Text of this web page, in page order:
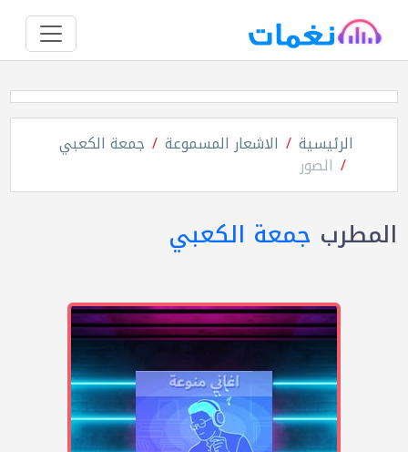
الرئيسية الاشعار المسموعة جمعة الكعبي
الصور
المطرب جمعة الكعبي